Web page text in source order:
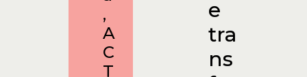
,
A
C
T
e
tra
ns